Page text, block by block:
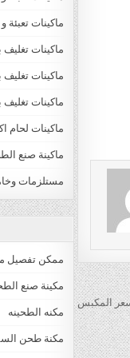
المكبس
ماكينات تعبئة
ماكينات
ماكينات
ماكينات تغليف
ماكينات لحام
ماكينة صنع
مستلزمات
ممكن تفصيل
مكينة صنع
مكنه الطحينه
مكنة طحن